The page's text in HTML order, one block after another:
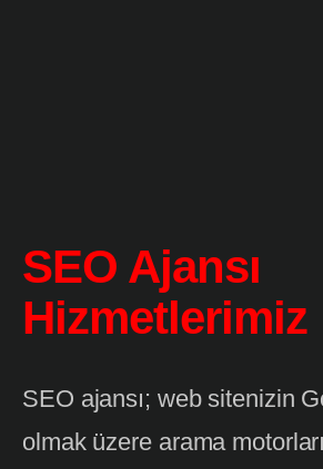
SEO Ajansı
Hizmetlerimiz
SEO ajansı; web sitenizin
olmak üzere arama
Sosyal Medya Yönetimi
Sosyal Medya Reklamcılığı
Profesyonel Fotoğraf Çekimi